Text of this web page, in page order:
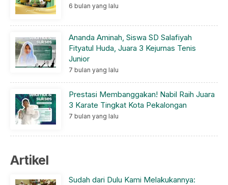
6 bulan yang lalu
Ananda Aminah, Siswa SD Salafiyah
Fityatul Huda, Juara 3 Kejurnas Tenis
Junior
7 bulan yang lalu
Prestasi Membanggakan! Nabil Raih Juara
3 Karate Tingkat Kota Pekalongan
7 bulan yang lalu
Artikel
Sudah dari Dulu Kami Melakukannya: